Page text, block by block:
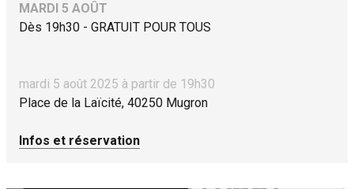
MARDI 5 AOÛT
Dès 19h30 - GRATUIT POUR TOUS
mardi 5 août 2025 à partir de 19h30
Place de la Laïcité, 40250 Mugron
Infos et réservation